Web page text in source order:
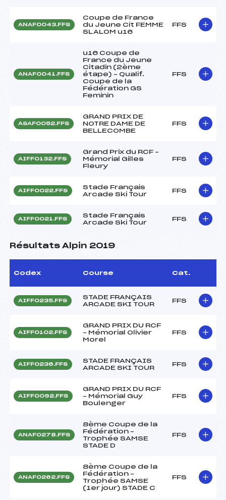
ANAF0043.FFS
Coupe de France
du Jeune Cit FEMME
SLALOM u16
FFS
ANAF0041.FFS
u16 Coupe de
France du Jeune
Citadin (2ème
étape) – Qualif.
Coupe de la
Fédération GS
Feminin
FFS
ASAF0052.FFS
GRAND PRIX DE
NOTRE DAME DE
BELLECOMBE
FFS
AIFF0132.FFS
Grand Prix du RCF –
Mémorial Gilles
Fleury
FFS
AIFF0022.FFS
Stade Français
Arcade Ski Tour
FFS
AIFF0021.FFS
Stade Français
Arcade Ski Tour
FFS
Résultats Alpin 2019
Codex Course Cat.
AIFF0235.FFS
STADE FRANÇAIS
ARCADE SKI TOUR
FFS
AIFF0102.FFS
GRAND PRIX DU RCF
– Mémorial Olivier
Morel
FFS
AIFF0236.FFS
STADE FRANÇAIS
ARCADE SKI TOUR
FFS
AIFF0092.FFS
GRAND PRIX DU RCF
– Mémorial Guy
Boulenger
FFS
ANAF0278.FFS
8ème Coupe de la
Fédération –
Trophée SAMSE
STADE D
FFS
ANAF0262.FFS
8ème Coupe de la
Fédération –
Trophée SAMSE
(1er jour) STADE C
FFS